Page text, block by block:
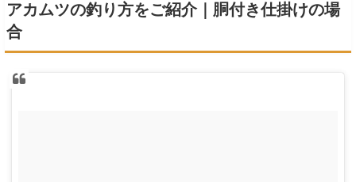
アカムツの釣り方をご紹介｜胴付き仕掛けの場
合